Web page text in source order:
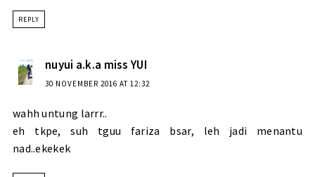
REPLY
nuyui a.k.a miss YUI
30 NOVEMBER 2016 AT 12:32
wahh untung larrr..
eh tkpe, suh tguu fariza bsar, leh jadi menantu
nad..ekekek